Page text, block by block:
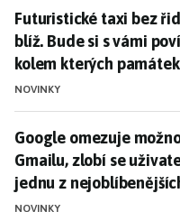
Futuristické taxi bez
Futuristické taxi bez
blíž. Bude si s vámi
kolem kterých
NOVINKY
Google omezuje
Google omezuje
Gmailu, zlobí se
jednu z
NOVINKY